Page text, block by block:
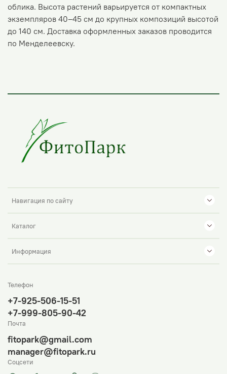
облика. Высота растений варьируется от компактных
экземпляров 40–45 см до крупных композиций высотой
до 140 см. Доставка оформленных заказов проводится
по Менделеевску.
Навигация по сайту
Каталог
Информация
Телефон
+7-925-506-15-51
+7-999-805-90-42
Почта
fitopark@gmail.com
manager@fitopark.ru
Соцсети